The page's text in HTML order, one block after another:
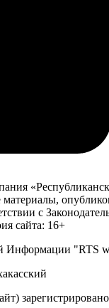
материалы,
с
сайта: 16+
Информации "RTS